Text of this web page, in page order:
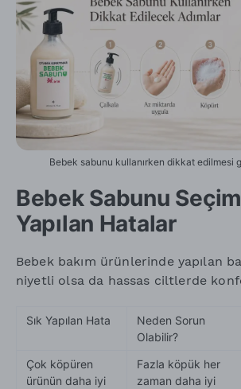
Bebek sabunu kullanırken dikkat edilmesi
Bebek Sabunu
Yapılan Hatalar
Bebek bakım ürünlerinde yapılan
niyetli olsa da hassas ciltlerde
Sık Yapılan Hata
Neden Sorun
Olabilir?
Çok köpüren
ürünün daha iyi
Fazla köpük her
zaman daha iyi